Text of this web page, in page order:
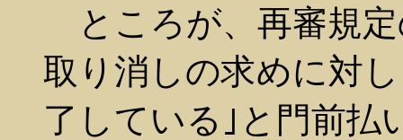
ところが、再審規
取り消しの求めに対
了している｣と門前払